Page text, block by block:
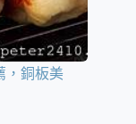
，銅板美